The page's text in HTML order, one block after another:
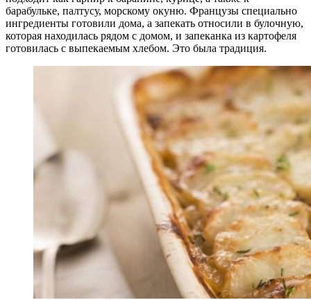
барабульке, палтусу, морскому окуню. Французы специально
ингредиенты готовили дома, а запекать относили в булочную,
которая находилась рядом с домом, и запеканка из картофеля
готовилась с выпекаемым хлебом. Это была традиция.